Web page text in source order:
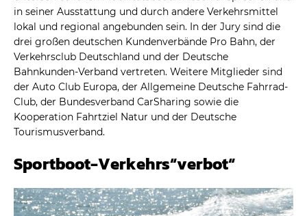
in seiner Ausstattung und durch andere Verkehrsmittel
lokal und regional angebunden sein. In der Jury sind die
drei großen deutschen Kundenverbände Pro Bahn, der
Verkehrsclub Deutschland und der Deutsche
Bahnkunden-Verband vertreten. Weitere Mitglieder sind
der Auto Club Europa, der Allgemeine Deutsche Fahrrad-
Club, der Bundesverband CarSharing sowie die
Kooperation Fahrtziel Natur und der Deutsche
Tourismusverband.
Sportboot-Verkehrs“verbot“